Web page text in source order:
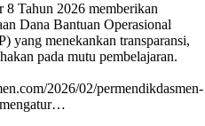
8 Tahun 2026 memberikan
Dana Bantuan Operasional
yang menekankan transparansi,
pada mutu pembelajaran.
2026/02/permendikdasmen-